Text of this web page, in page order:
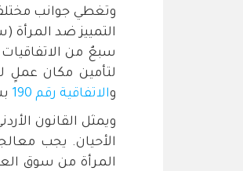
وتغطي جوانب
سبعٌ من
لتأمين مكان عملٍ
والاتفاقية رقم 190
ويمثل القانون
الأحيان. يجب
المرأة من سوق